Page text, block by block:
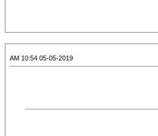
05-05-2019 10:54 AM